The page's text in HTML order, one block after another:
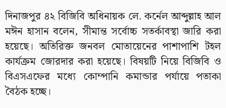
দিনাজপুর ৪২ বিজিবি অধিনায়ক লে. কর্নেল আব্দুল্লাহ আল
মঈন হাসান বলেন, সীমান্ত সর্বোচ্চ সতর্কাবস্থা জারি করা
হয়েছে। অতিরিক্ত জনবল মোতায়েনের পাশাপাশি টহল
কার্যক্রম জোরদার করা হয়েছে। বিষয়টি নিয়ে বিজিবি ও
বিএসএফের মধ্যে কোম্পানি কমান্ডার পর্যায়ে পতাকা
বৈঠক হচ্ছে।